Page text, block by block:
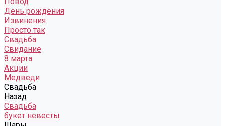
День рождения
Извинения
Просто так
Свадьба
Свидание
8 марта
Акции
Медведи
Свадьба
Назад
Свадьба
букет невесты